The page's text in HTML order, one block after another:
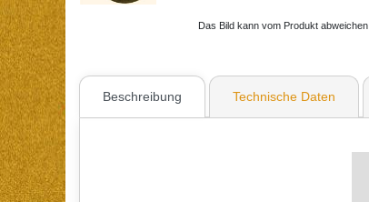
Das Bild kann vom Produkt abweichen
Beschreibung Technische Daten